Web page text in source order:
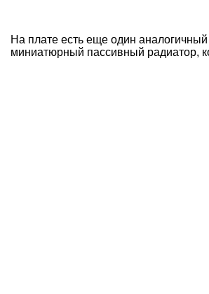
На плате есть еще один
миниатюрный пассивный радиатор,